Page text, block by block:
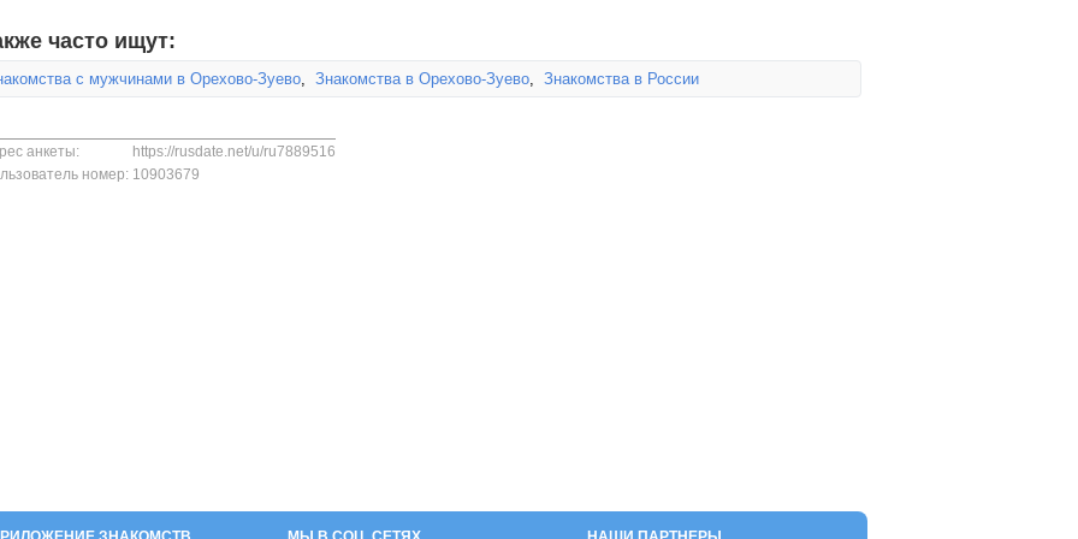
часто ищут:
с мужчинами в Орехово-Зуево, Знакомства в Орехово-Зуево, Знакомства в России
анкеты:
https://rusdate.net/u/ru7889516
номер: 10903679